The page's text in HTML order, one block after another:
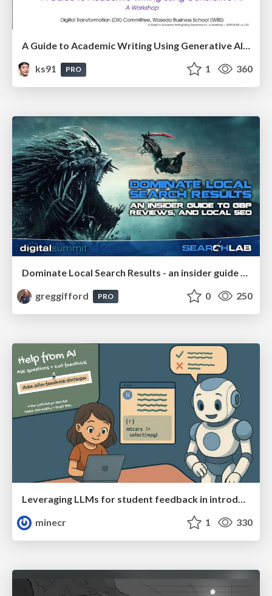
A Guide to Academic Writing Using Generative AI - A Workshop
ks91
PRO 1 360
Dominate Local Search Results - an insider guide to GBP, reviews, and Local SEO
greggifford
PRO 0 250
Leveraging LLMs for student feedback in introductory data science courses - posit::conf(2025)
minecr
1 330